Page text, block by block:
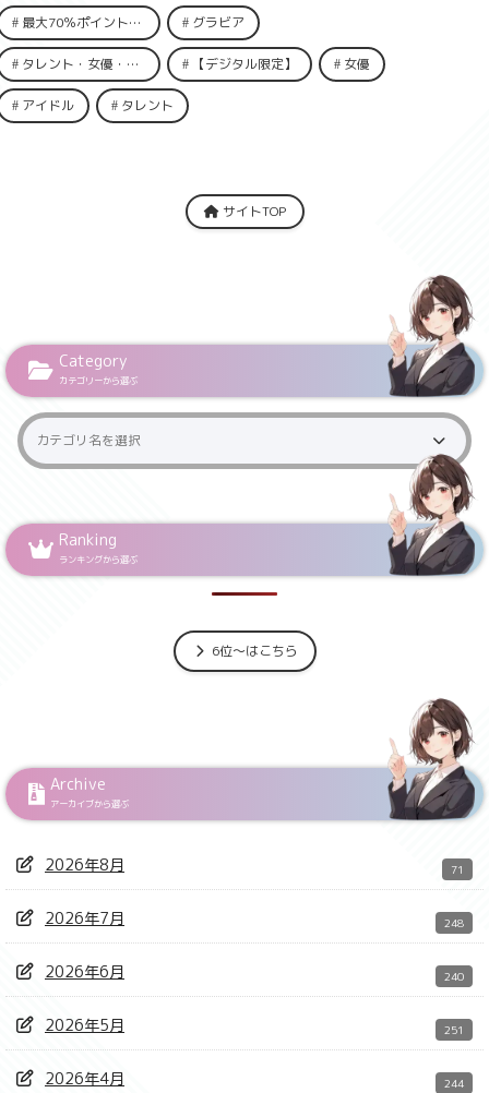
最大70％ポイント還元 グラビア
タレント・女優・俳優 【デジタル限定】 女優
アイドル タレント
サイトTOP
Category
カテゴリーから選ぶ
Ranking
ランキングから選ぶ
6位～はこちら
Archive
アーカイブから選ぶ
2026年8月 71
2026年7月 248
2026年6月 240
2026年5月 251
2026年4月 244